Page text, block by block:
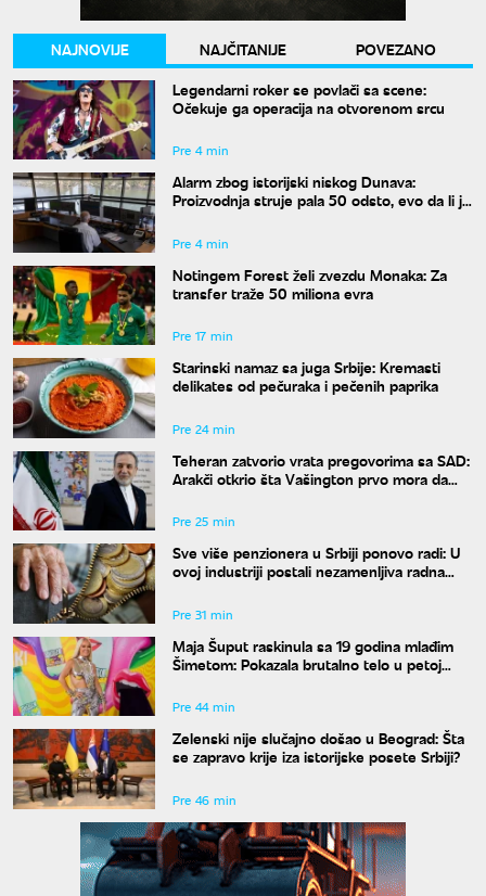
NAJNOVIJE NAJČITANIJE
POVEZANO
Legendarni roker se povlači sa scene:
Očekuje ga operacija na otvorenom srcu
Pre 4 min
Alarm zbog istorijski niskog Dunava:
Proizvodnja struje pala 50 odsto, evo da li je
Pre 4 min
Notingem Forest želi zvezdu Monaka: Za
transfer traže 50 miliona evra
Pre 17 min
Starinski namaz sa juga Srbije: Kremasti
delikates od pečuraka i pečenih paprika
Pre 24 min
Teheran zatvorio vrata pregovorima sa SAD:
Arakči otkrio šta Vašington prvo mora da
Pre 25 min
Sve više penzionera u Srbiji ponovo radi: U
ovoj industriji postali nezamenljiva radna
Pre 31 min
Maja Šuput raskinula sa 19 godina mlađim
Šimetom: Pokazala brutalno telo u petoj
Pre 44 min
Zelenski nije slučajno došao u Beograd: Šta
se zapravo krije iza istorijske posete Srbiji?
Pre 46 min